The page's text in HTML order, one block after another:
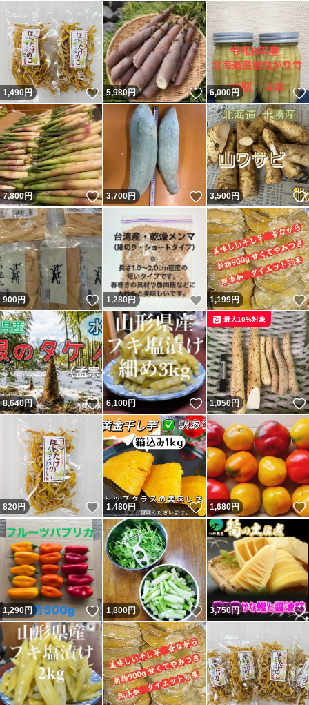
1,490円 いいね！
5,980円 いいね！
6,000円
7,800円 いいね！
3,700円 いいね！
3,500円
900円 いいね！
1,280円 いいね！
1,199円
8,640円 いいね！
6,100円 いいね！
1,050円
最大10%対象
820円 いいね！
1,480円 いいね！
1,680円
1,290円 いいね！
1,800円 いいね！
3,750円